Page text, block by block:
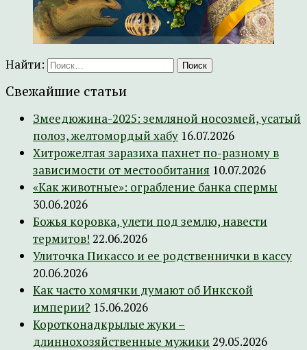
Найти:
Свежайшие статьи
Змеедюжина-2025: земляной носозмей, усатый
полоз, желтомордый хабу 16.07.2026
Хитрожелтая заразиха пахнет по-разному в
зависимости от местообитания 10.07.2026
«Как животные»: ограбление банка спермы
30.06.2026
Божья коровка, улети под землю, навести
термитов! 22.06.2026
Улиточка Пикассо и ее родственнички в кассу
20.06.2026
Как часто хомячки думают об Инкской
империи? 15.06.2026
Коротконадкрылые жуки –
длиннохозяйственные мужики 29.05.2026